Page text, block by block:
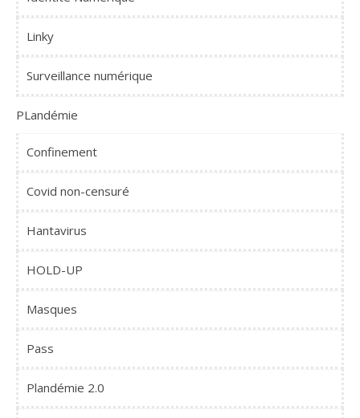
Linky
Surveillance numérique
PLandémie
Confinement
Covid non-censuré
Hantavirus
HOLD-UP
Masques
Pass
Plandémie 2.0